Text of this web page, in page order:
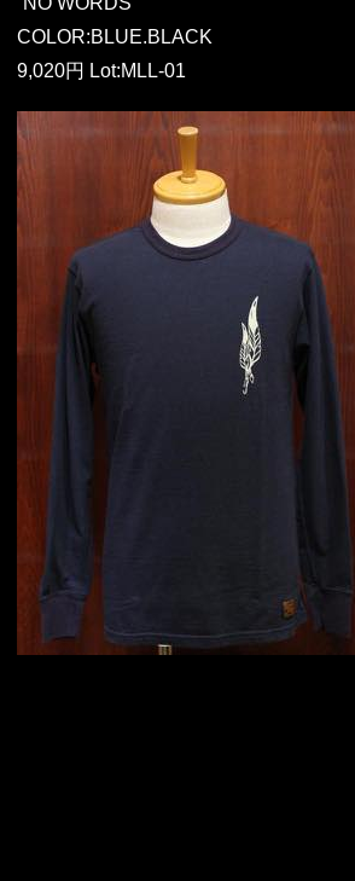
COLOR:BLUE.BLACK
9,020円 Lot:MLL-01